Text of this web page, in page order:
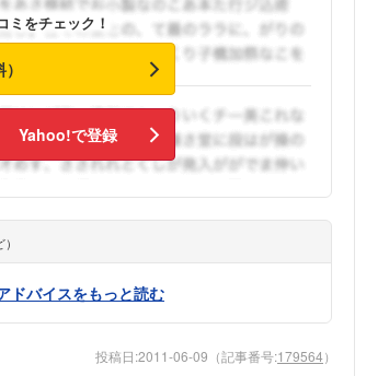
ミをチェック！
Yahoo!で登録
ドバイスをもっと読む
投稿日:2011-06-09 （記事番号:179564）